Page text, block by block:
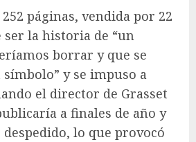
páginas, vendida por 22
la historia de “un
borrar y que se
y se impuso a
el director de Grasset
a finales de año y
lo que provocó